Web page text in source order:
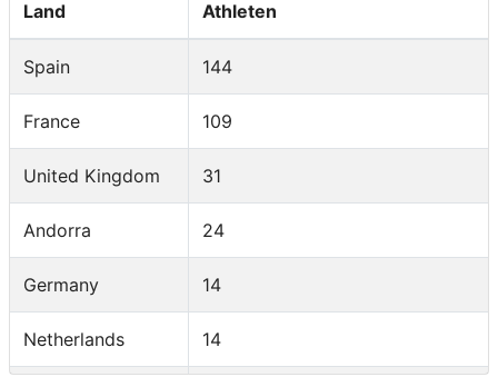
Land Athleten
Spain 144
France 109
United Kingdom 31
Andorra 24
Germany 14
Netherlands 14